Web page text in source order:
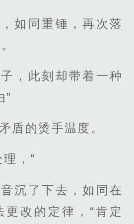
如同重锤，再次落
，此刻却带着一种
”
盾的烫手温度。
，”
沉了下去，如同在
更改的定律，“肯定